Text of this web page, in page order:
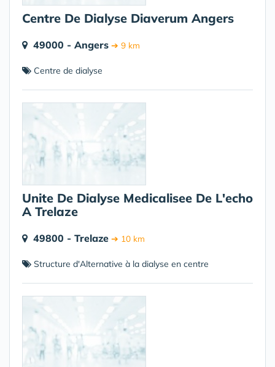
Centre De Dialyse Diaverum Angers
49000 - Angers ➔ 9 km
Centre de dialyse
Unite De Dialyse Medicalisee De L'echo
A Trelaze
49800 - Trelaze ➔ 10 km
Structure d'Alternative à la dialyse en centre